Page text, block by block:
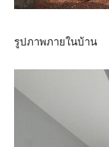
รูปภาพภายในบ้าน